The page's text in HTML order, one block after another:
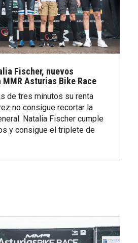
Fischer, nuevos
MMR Asturias Bike Race
de tres minutos su renta
no consigue recortar la
Natalia Fischer cumple
y consigue el triplete de